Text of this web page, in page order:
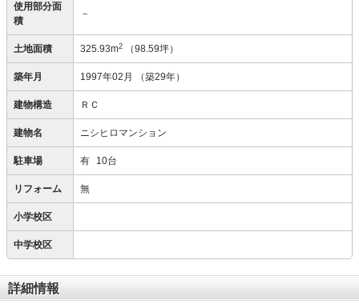
使用部分面
積
－
土地面積 325.93m2 （98.59坪）
築年月 1997年02月 （築29年）
建物構造 ＲＣ
建物名 ニシヒロマンション
駐車場 有 10台
リフォーム 無
小学校区
中学校区
詳細情報